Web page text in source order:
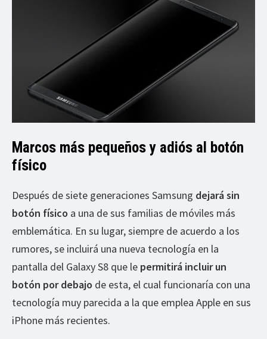
Marcos más pequeños y adiós al botón
físico
Después de siete generaciones Samsung dejará sin
botón físico a una de sus familias de móviles más
emblemática. En su lugar, siempre de acuerdo a los
rumores, se incluirá una nueva tecnología en la
pantalla del Galaxy S8 que le permitirá incluir un
botón por debajo de esta, el cual funcionaría con una
tecnología muy parecida a la que emplea Apple en sus
iPhone más recientes.